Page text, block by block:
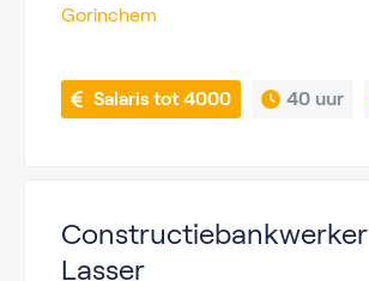
Gorinchem
Salaris tot 4000 40 uur
Constructiebankwerker
Lasser